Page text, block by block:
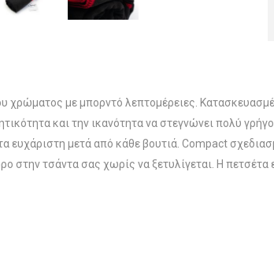
με μπορντό λεπτομέρειες.
και την ικανότητα να στεγνώνει πολύ
ευχάριστη μετά από κάθε βουτιά. Compact
στην τσάντα σας χωρίς να ξετυλίγεται. Η